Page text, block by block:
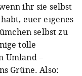
ihr sie selbst
euer eigenes
selbst zu
tolle
Umland –
Grüne. Also: